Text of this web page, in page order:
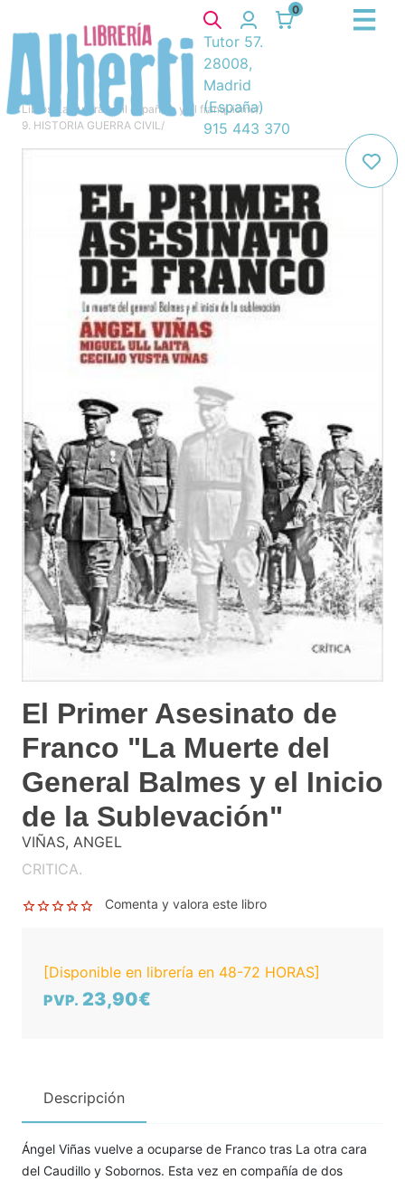
0
Tutor 57.
28008,
Madrid
(España)
915 443 370
Libros La guerra civil española y el franquismo/
9. HISTORIA GUERRA CIVIL/
El Primer Asesinato de
Franco "La Muerte del
General Balmes y el Inicio
de la Sublevación"
VIÑAS, ANGEL
CRITICA.
Comenta y valora este libro
[Disponible en librería en 48-72 HORAS]
PVP. 23,90€
Descripción
Ángel Viñas vuelve a ocuparse de Franco tras La otra cara
del Caudillo y Sobornos. Esta vez en compañía de dos